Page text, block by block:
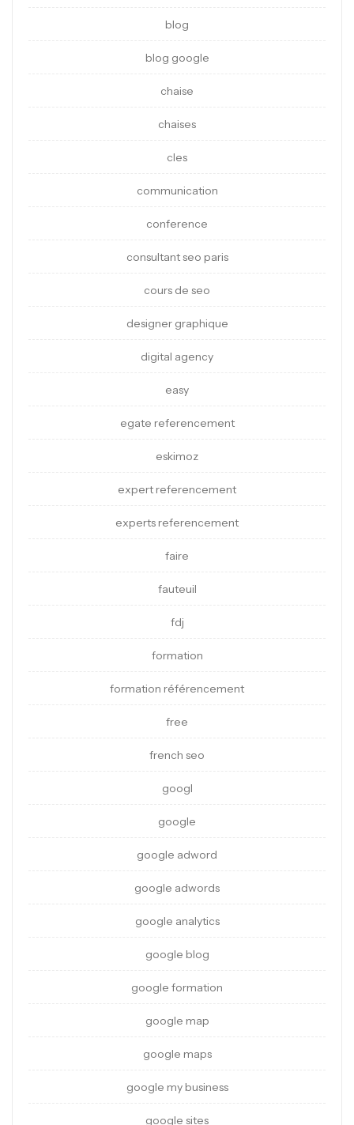
blog
blog google
chaise
chaises
cles
communication
conference
consultant seo paris
cours de seo
designer graphique
digital agency
easy
egate referencement
eskimoz
expert referencement
experts referencement
faire
fauteuil
fdj
formation
formation référencement
free
french seo
googl
google
google adword
google adwords
google analytics
google blog
google formation
google map
google maps
google my business
google sites